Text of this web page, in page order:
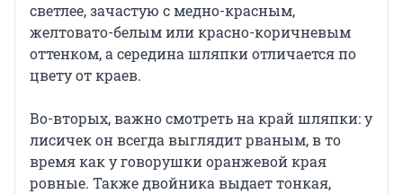
светлее, зачастую с медно-красным,
желтовато-белым или красно-коричневым
оттенком, а середина шляпки отличается по
цвету от краев.
Во-вторых, важно смотреть на край шляпки: у
лисичек он всегда выглядит рваным, в то
время как у говорушки оранжевой края
ровные. Также двойника выдает тонкая,